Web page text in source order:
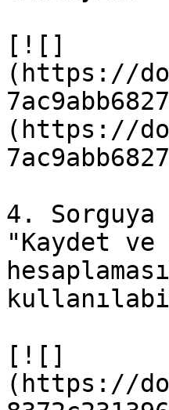
[![]
(https://
(https://
4.
"Kaydet
[![]
(https://